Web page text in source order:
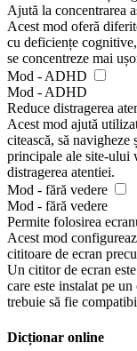
Ajută la concentrarea
Acest mod oferă
cu deficiențe
se concentreze mai
Mod - ADHD
Mod - ADHD
Reduce distragerea
Acest mod ajută
citească, să navigheze
principale ale site-ului
distragerea atentiei.
Mod - fără vedere
Mod - fără vedere
Permite folosirea
Acest mod
cititoare de ecran
Un cititor de ecran
care este instalat pe
trebuie să fie
Dicționar online